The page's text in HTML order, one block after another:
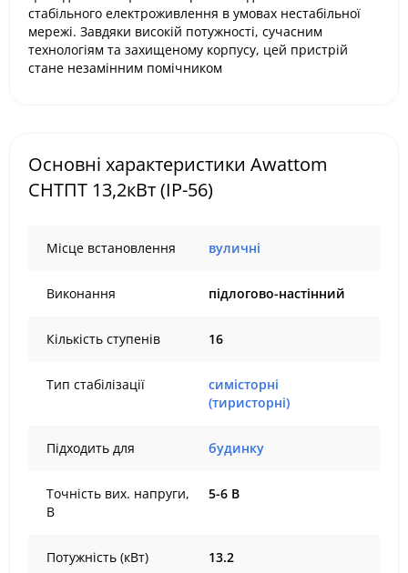
стабільного електроживлення в умовах нестабільної
мережі. Завдяки високій потужності, сучасним
технологіям та захищеному корпусу, цей пристрій
стане незамінним помічником
Основні характеристики Awattom
СНТПТ 13,2кВт (IP-56)
Місце встановлення вуличні
Виконання підлогово-настінний
Кількість ступенів 16
Тип стабілізації
симісторні
(тиристорні)
Підходить для будинку
Точність вих. напруги,
В
5-6 В
Потужність (кВт) 13.2